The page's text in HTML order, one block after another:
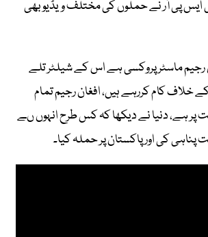
ایس پی آر نے حملوں کی مختلف ویڈیو بھی
رجیم ماسٹر پروکسی ہے اس کے شیلٹر تلے
خلاف کام کررہے ہیں، افغان رجیم تمام
ہے، دنیا نے دیکھا کہ کس طرح انہوں ںے
کی اور پاکستان پر حملہ کیا۔